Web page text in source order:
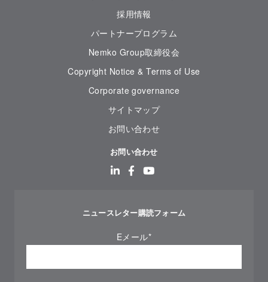
採用情報
パートナープログラム
Nemko Group取締役会
Copyright Notice & Terms of Use
Corporate governance
サイトマップ
お問い合わせ
お問い合わせ
ニュースレター購読フォーム
Eメール*